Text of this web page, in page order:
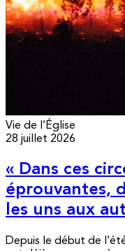
Vie de l’Église
28 juillet 2026
« Dans ces
éprouvantes,
les uns aux
Depuis le début de